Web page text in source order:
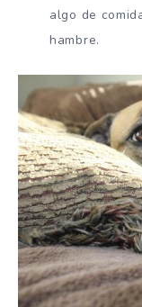
algo de
hambre.